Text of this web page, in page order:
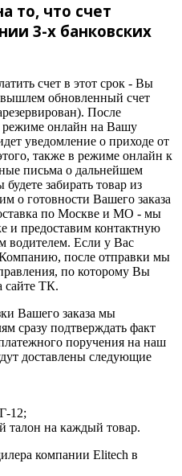
то, что счет
3-х банковских
счет в этот срок - Вы
обновленный счет
После
режиме онлайн на Вашу
уведомление о приходе от
также в режиме онлайн к
письма о дальнейшем
забирать товар из
о готовности Вашего заказа
по Москве и МО - мы
и предоставим контактную
водителем. Если у Вас
после отправки мы
по которому Вы
сайте ТК.
Вашего заказа мы
сразу подтверждать факт
поручения на наш
доставлены следующие
12;
на каждый товар.